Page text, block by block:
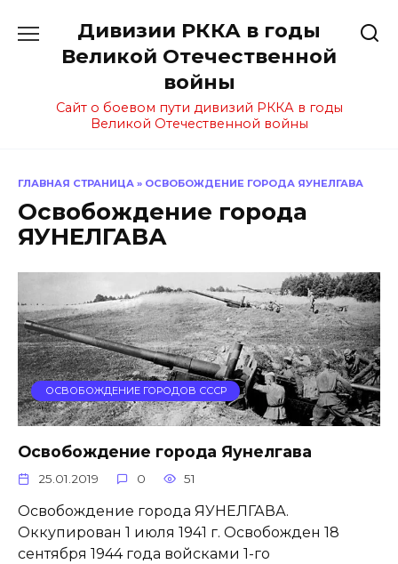
содержанию
Дивизии РККА в годы
Великой Отечественной
войны
Сайт о боевом пути дивизий РККА в годы
Великой Отечественной войны
ГЛАВНАЯ СТРАНИЦА » ОСВОБОЖДЕНИЕ ГОРОДА ЯУНЕЛГАВА
Освобождение города
ЯУНЕЛГАВА
ОСВОБОЖДЕНИЕ ГОРОДОВ СССР
Освобождение города Яунелгава
25.01.2019 0 51
Освобождение города ЯУНЕЛГАВА.
Оккупирован 1 июля 1941 г. Освобожден 18
сентября 1944 года войсками 1-го